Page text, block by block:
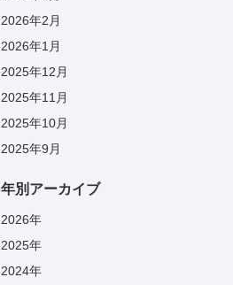
2026年2月
2026年1月
2025年12月
2025年11月
2025年10月
2025年9月
年別アーカイブ
2026年
2025年
2024年